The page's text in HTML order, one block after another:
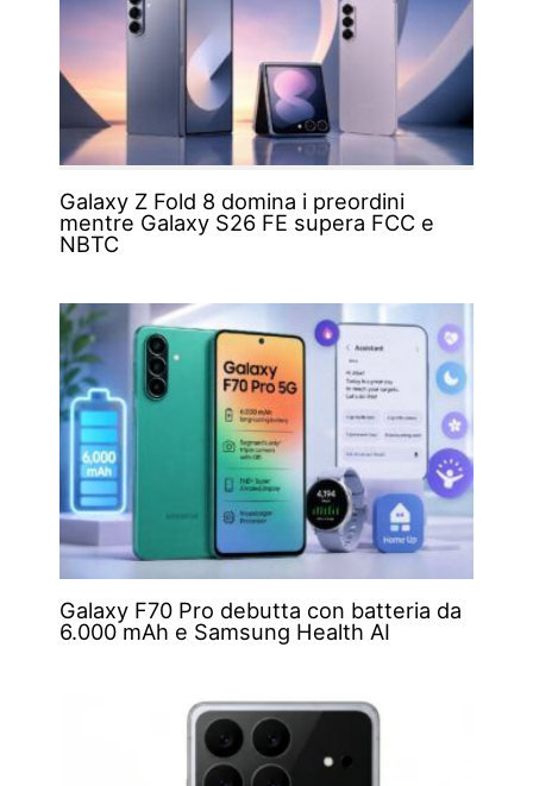
Galaxy Z Fold 8 domina i preordini
mentre Galaxy S26 FE supera FCC e
NBTC
Galaxy F70 Pro debutta con batteria da
6.000 mAh e Samsung Health AI